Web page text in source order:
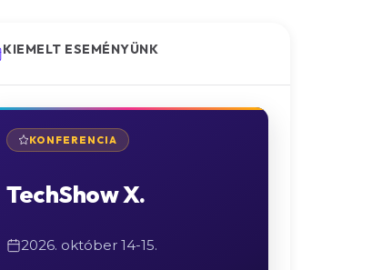
KIEMELT ESEMÉNYÜNK
KONFERENCIA
TechShow X.
2026. október 14-15.